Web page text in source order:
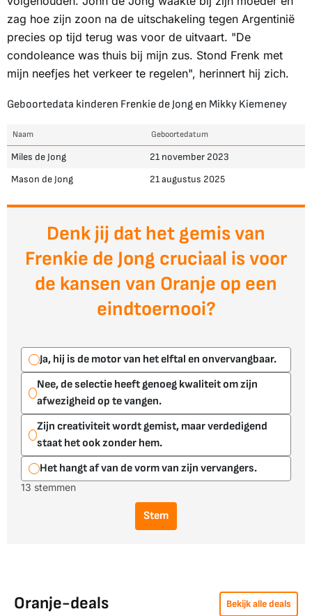
zag hoe zijn zoon na de uitschakeling tegen Argentinië
precies op tijd terug was voor de uitvaart. "De
condoleance was thuis bij mijn zus. Stond Frenk met
mijn neefjes het verkeer te regelen", herinnert hij zich.
Geboortedata kinderen Frenkie de Jong en Mikky Kiemeney
Naam Geboortedatum
Miles de Jong
21 november 2023
Mason de Jong
21 augustus 2025
Denk jij dat het gemis van
Frenkie de Jong cruciaal is voor
de kansen van Oranje op een
eindtoernooi?
Ja, hij is de motor van het elftal en onvervangbaar.
Nee, de selectie heeft genoeg kwaliteit om zijn
afwezigheid op te vangen.
Zijn creativiteit wordt gemist, maar verdedigend
staat het ook zonder hem.
Het hangt af van de vorm van zijn vervangers.
13 stemmen
Stem
Oranje-deals Bekijk alle deals